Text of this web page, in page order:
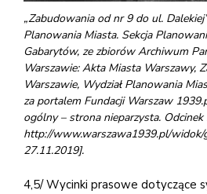
„Zabudowania od nr 9 do ul.
Planowania Miasta. Sekcja
Gabarytów, ze zbiorów Archiwum
Warszawie: Akta Miasta Warszawy,
Warszawie, Wydział Planowania
za portalem Fundacji Warszaw
ogólny – strona nieparzysta. Odcinek
http://www.warszawa1939.pl/widok/
27.11.2019].
4,5/ Wycinki prasowe dotyczące